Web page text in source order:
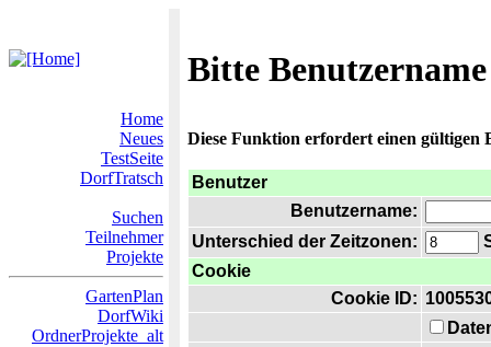
Bitte
Home
Neues
TestSeite
DorfTratsch
Suchen
Teilnehmer
Projekte
GartenPlan
DorfWiki
OrdnerProjekte_alt
Diese Funktion erfordert einen gültigen
Benutzer
Benutzername:
Unterschied der Zeitzonen:
Cookie
Cookie ID: